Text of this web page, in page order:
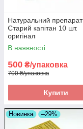
Натуральний препарат
Старий капітан 10 шт.
оригінал
В наявності
500 ₴/упаковка
700 ₴/упаковка
Купити
Новинка –29%